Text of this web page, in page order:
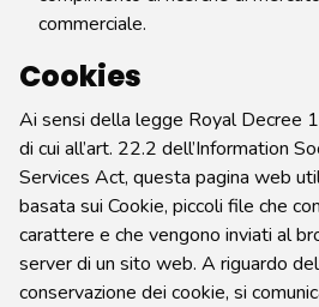
commerciale.
Cookies
Ai sensi della legge Royal Decree
di cui all’art. 22.2 dell’Information
Services Act, questa pagina web
basata sui Cookie, piccoli file che
carattere e che vengono inviati al
server di un sito web. A riguardo
conservazione dei cookie, si